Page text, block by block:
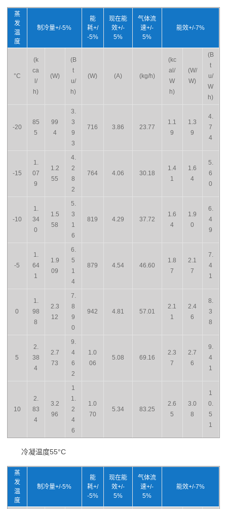
蒸
发
温
度
制冷量+/-5%
能
耗+/
-5%
现在能
效+/-
5%
气体流
速+/-
5%
能效+/-7%
°C
(k
ca
l/
h)
(W)
(B
t
u/
h)
(W) (A) (kg/h)
(kc
al/
W
h)
(W/
W)
(B
t
u/
W
h)
-20
85
5
99
4
3.
3
9
3
716 3.86 23.77
1.1
9
1.3
9
4.
7
4
-15
1.
07
9
1.2
55
4.
2
8
2
764 4.06 30.18
1.4
1
1.6
4
5.
6
0
-10
1.
34
0
1.5
58
5.
3
1
6
819 4.29 37.72
1.6
4
1.9
0
6.
4
9
-5
1.
64
1
1.9
09
6.
5
1
4
879 4.54 46.60
1.8
7
2.1
7
7.
4
1
0
1.
98
8
2.3
12
7.
8
9
0
942 4.81 57.01
2.1
1
2.4
6
8.
3
8
5
2.
38
4
2.7
73
9.
4
6
2
1.0
06
5.08 69.16
2.3
7
2.7
6
9.
4
1
10
2.
83
4
3.2
96
1
1.
2
4
6
1.0
70
5.34 83.25
2.6
5
3.0
8
1
0.
5
1
冷凝温度55°C
蒸
发
温
度
制冷量+/-5%
能
耗+/
-5%
现在能
效+/-
5%
气体流
速+/-
5%
能效+/-7%